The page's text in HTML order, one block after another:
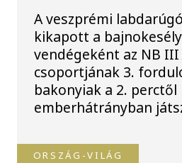
A veszprémi
kikapott a
vendégeként az NB
csoportjának 3.
bakonyiak a 2. perctől
emberhátrányban
ORSZÁG-VILÁG